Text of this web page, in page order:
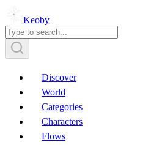
Keoby
Discover
World
Categories
Characters
Flows